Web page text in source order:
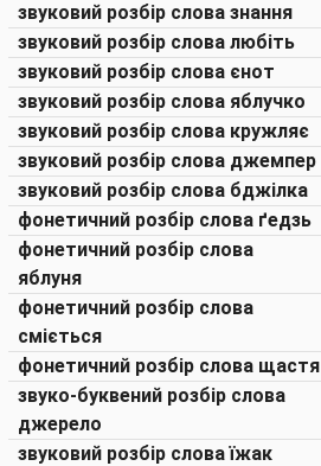
звуковий розбір слова знання
звуковий розбір слова любіть
звуковий розбір слова єнот
звуковий розбір слова яблучко
звуковий розбір слова кружляє
звуковий розбір слова джемпер
звуковий розбір слова бджілка
фонетичний розбір слова ґедзь
фонетичний розбір слова
яблуня
фонетичний розбір слова
сміється
фонетичний розбір слова щастя
звуко-буквений розбір слова
джерело
звуковий розбір слова їжак